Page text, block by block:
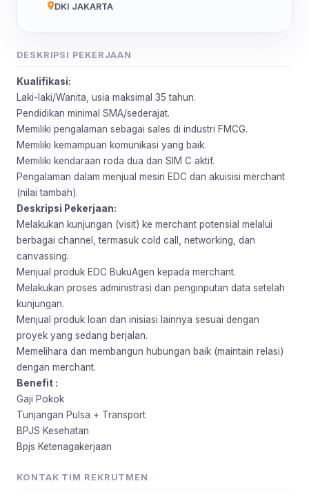
DKI JAKARTA
DESKRIPSI PEKERJAAN
Kualifikasi:
Laki-laki/Wanita, usia maksimal 35 tahun.
Pendidikan minimal SMA/sederajat.
Memiliki pengalaman sebagai sales di industri FMCG.
Memiliki kemampuan komunikasi yang baik.
Memiliki kendaraan roda dua dan SIM C aktif.
Pengalaman dalam menjual mesin EDC dan akuisisi merchant
(nilai tambah).
Deskripsi Pekerjaan:
Melakukan kunjungan (visit) ke merchant potensial melalui
berbagai channel, termasuk cold call, networking, dan
canvassing.
Menjual produk EDC BukuAgen kepada merchant.
Melakukan proses administrasi dan penginputan data setelah
kunjungan.
Menjual produk loan dan inisiasi lainnya sesuai dengan
proyek yang sedang berjalan.
Memelihara dan membangun hubungan baik (maintain relasi)
dengan merchant.
Benefit :
Gaji Pokok
Tunjangan Pulsa + Transport
BPJS Kesehatan
Bpjs Ketenagakerjaan
KONTAK TIM REKRUTMEN